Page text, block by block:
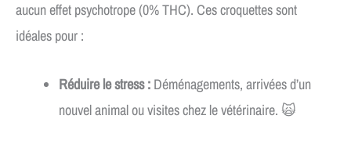
aucun effet psychotrope (0% THC). Ces croquettes sont
idéales pour :
Réduire le stress :Déménagements, arrivées d’un
nouvel animal ou visites chez le vétérinaire. 🙀